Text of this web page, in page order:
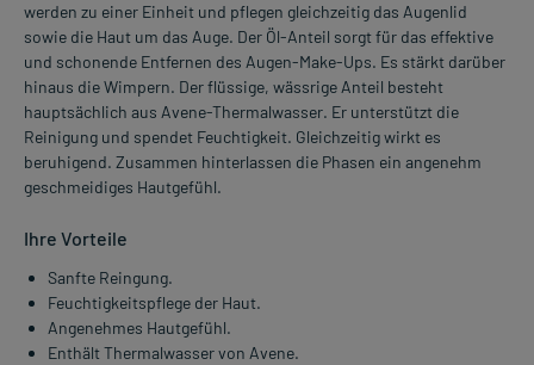
werden zu einer Einheit und pflegen gleichzeitig das Augenlid
sowie die Haut um das Auge. Der Öl-Anteil sorgt für das effektive
und schonende Entfernen des Augen-Make-Ups. Es stärkt darüber
hinaus die Wimpern. Der flüssige, wässrige Anteil besteht
hauptsächlich aus Avene-Thermalwasser. Er unterstützt die
Reinigung und spendet Feuchtigkeit. Gleichzeitig wirkt es
beruhigend. Zusammen hinterlassen die Phasen ein angenehm
geschmeidiges Hautgefühl.
Ihre Vorteile
Sanfte Reingung.
Feuchtigkeitspflege der Haut.
Angenehmes Hautgefühl.
Enthält Thermalwasser von Avene.